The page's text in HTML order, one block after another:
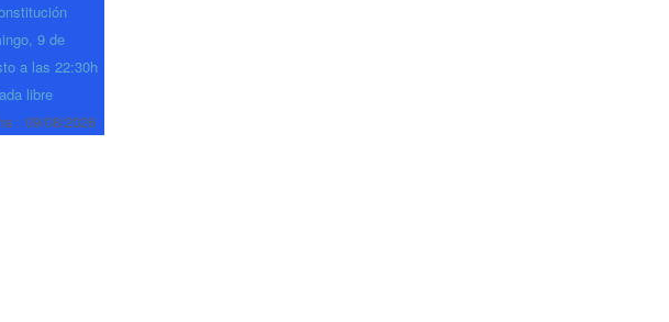
9 de
a las 22:30h
libre
: 09/08/2026